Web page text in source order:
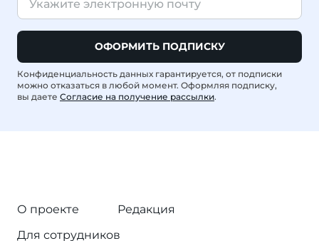
ОФОРМИТЬ ПОДПИСКУ
Конфиденциальность данных гарантируется, от подписки
можно отказаться в любой момент. Оформляя подписку,
вы даете Согласие на получение рассылки.
О проекте
Редакция
Для сотрудников